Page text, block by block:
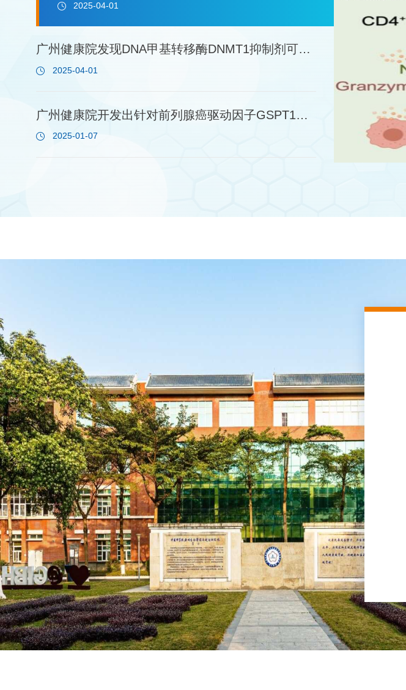
2025-04-01
广州健康院发现DNA甲基转移酶DNMT1抑制剂可诱
导T细胞获得NK细胞特征并提升抗肿瘤活性
2025-04-01
广州健康院开发出针对前列腺癌驱动因子GSPT1强
效诱导降解的分子胶化合物
2025-01-07